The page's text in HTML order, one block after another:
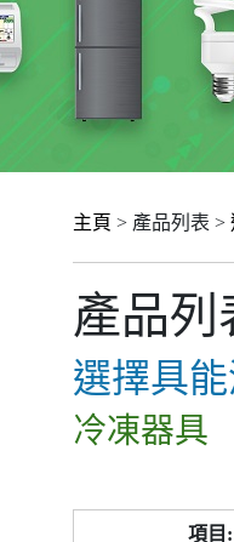
主頁 > 產品列表 >
產品列
選擇具
冷凍器具